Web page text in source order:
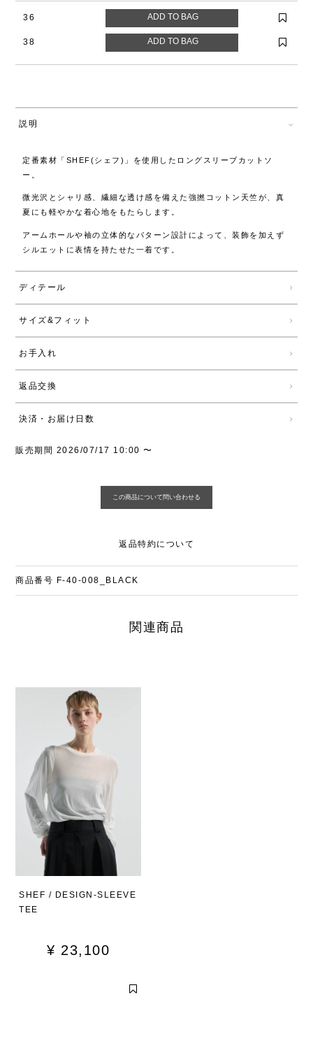
36
38
説明
定番素材「SHEF(シェフ)」を使用したロングスリーブカットソ
ー。
微光沢とシャリ感、繊細な透け感を備えた強撚コットン天竺が、真
夏にも軽やかな着心地をもたらします。
アームホールや袖の立体的なパターン設計によって、装飾を加えず
シルエットに表情を持たせた一着です。
ディテール
サイズ&フィット
お手入れ
返品交換
決済・お届け日数
販売期間 2026/07/17 10:00〜
返品特約について
商品番号 F-40-008_BLACK
関連商品
SHEF / DESIGN-SLEEVE
TEE
¥ 23,100